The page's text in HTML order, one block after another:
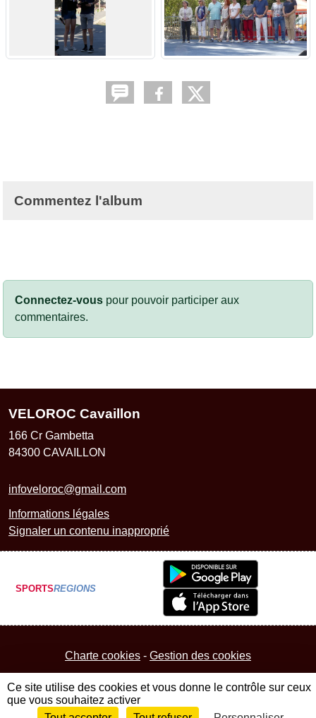
Commentez l'album
Connectez-vous pour pouvoir participer aux
commentaires.
VELOROC Cavaillon
166 Cr Gambetta
84300 CAVAILLON
infoveloroc@gmail.com
Informations légales
Signaler un contenu inapproprié
SPORTSREGIONS
Charte cookies Gestion des cookies
Ce site utilise des cookies et vous donne le contrôle sur ceux
que vous souhaitez activer